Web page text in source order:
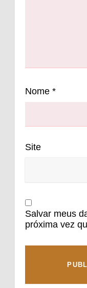
Nome *
Site
Salvar meus
próxima vez